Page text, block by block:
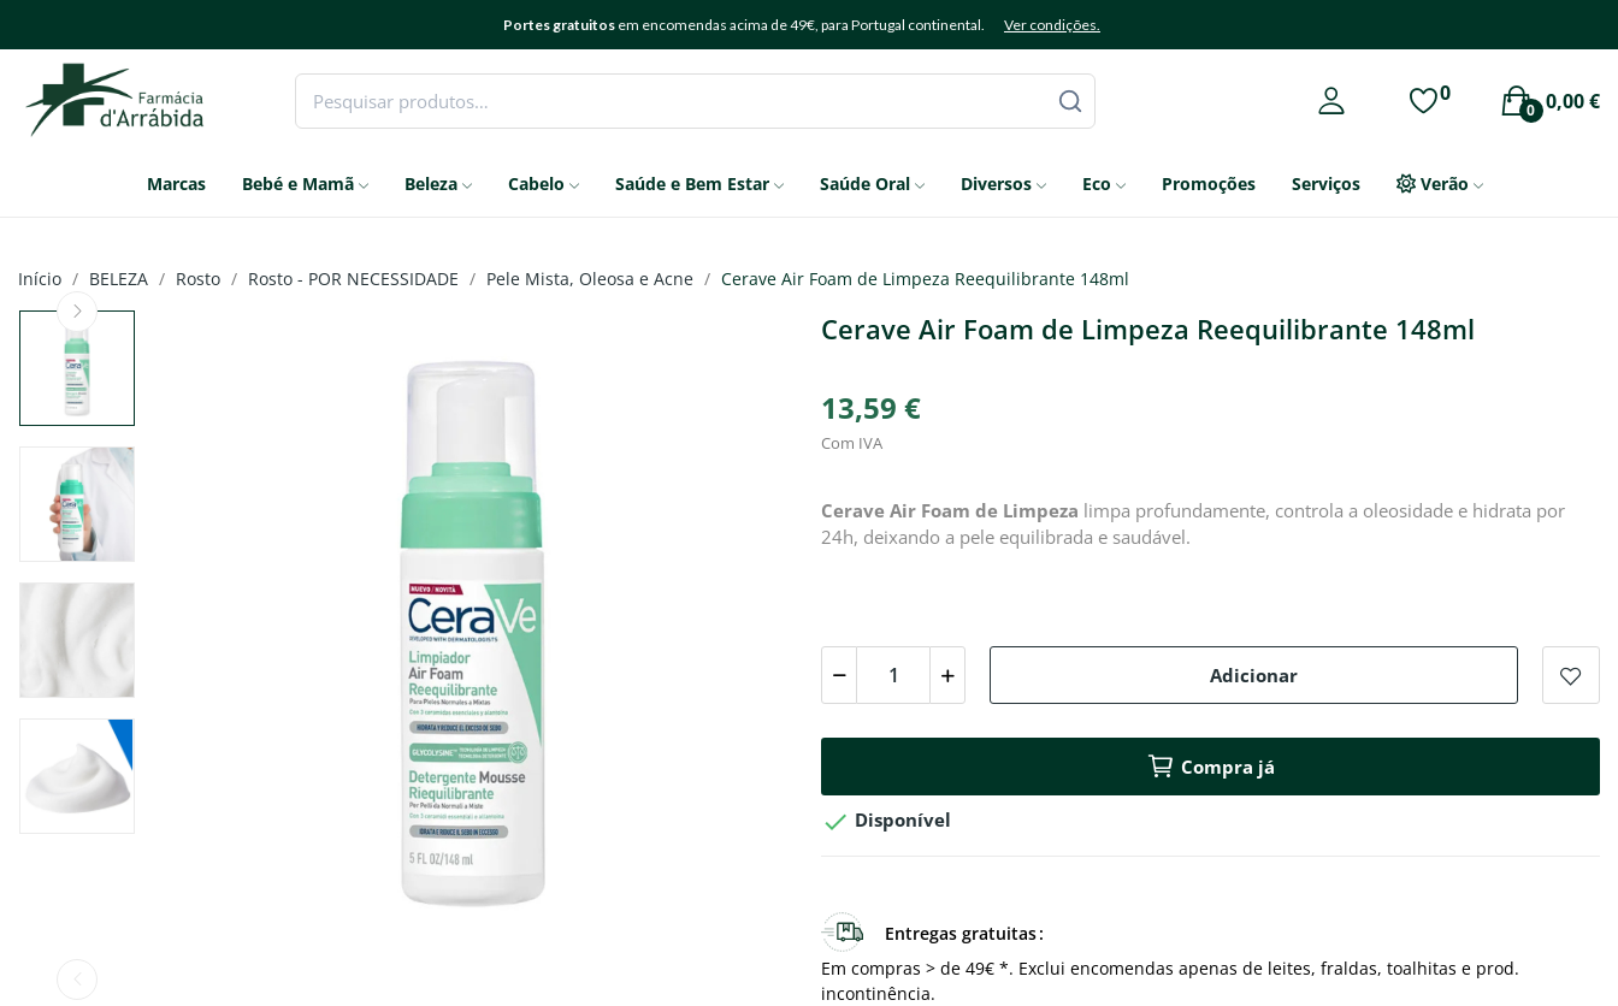
Portes gratuitos em encomendas acima de 49€, para Portugal continental. Ver condições.
0 0,00 €
0
Marcas Bebé e Mamã Beleza Cabelo Saúde e Bem Estar Saúde Oral Diversos Eco Promoções Serviços Verão
Início BELEZA Rosto Rosto - POR NECESSIDADE Pele Mista, Oleosa e Acne Cerave Air Foam de Limpeza Reequilibrante 148ml
Cerave Air Foam de Limpeza Reequilibrante 148ml
13,59 €
Com IVA
Cerave Air Foam de Limpeza limpa profundamente, controla a oleosidade e hidrata por
24h, deixando a pele equilibrada e saudável.
Adicionar
Compra já
 Disponível
Entregas gratuitas
Em compras > de 49€ *. Exclui encomendas apenas de leites, fraldas, toalhitas e prod.
incontinência.